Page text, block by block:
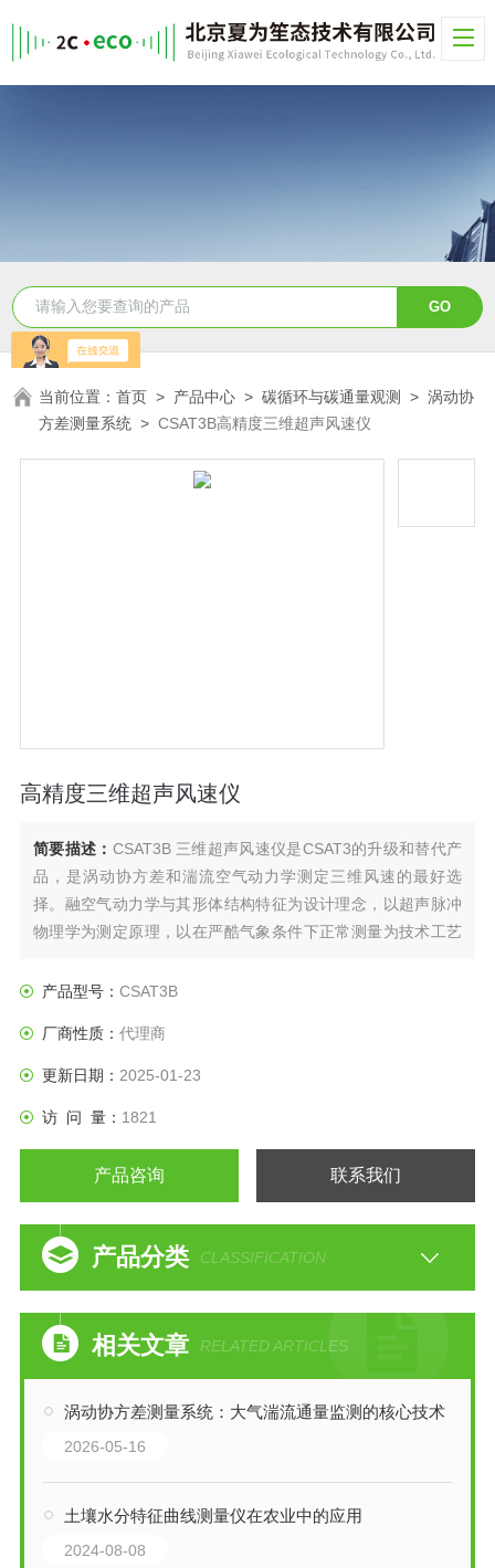
当前位置：首页 > 产品中心 >碳循环与碳通量观测 >涡动协
方差测量系统 >CSAT3B高精度三维超声风速仪
高精度三维超声风速仪
简要描述： CSAT3B 三维超声风速仪是CSAT3的升级和替代产
品，是涡动协方差和湍流空气动力学测定三维风速的最好选
择。融空气动力学与其形体结构特征为设计理念，以超声脉冲
物理学为测定原理，以在严酷气象条件下正常测量为技术工艺
速仪，具有10厘米的垂直测量路径，可输出三维正交风速和超
仪
产品型号： CSAT3B
厂商性质： 代理商
更新日期： 2025-01-23
访 问 量： 1821
产品咨询 联系我们
产品分类 CLASSIFICATION
相关文章 RELATED ARTICLES
涡动协方差测量系统：大气湍流通量监测的核心技术
2026-05-16
土壤水分特征曲线测量仪在农业中的应用
2024-08-08